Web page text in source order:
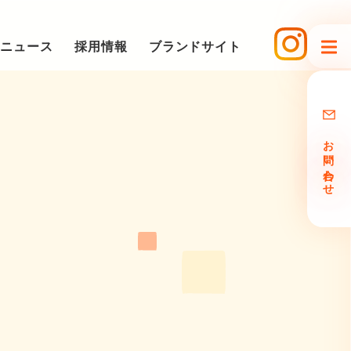
お問い合わせ
ニュース 採用情報 ブランドサイト